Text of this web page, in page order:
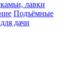
лавки
Подъёмные
дачи